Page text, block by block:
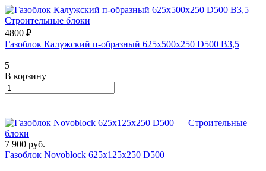
4800 ₽
Газоблок Калужский п-образный 625х500х250 D500 B3,5
5
В корзину
7 900 руб.
Газоблок Novoblock 625х125х250 D500